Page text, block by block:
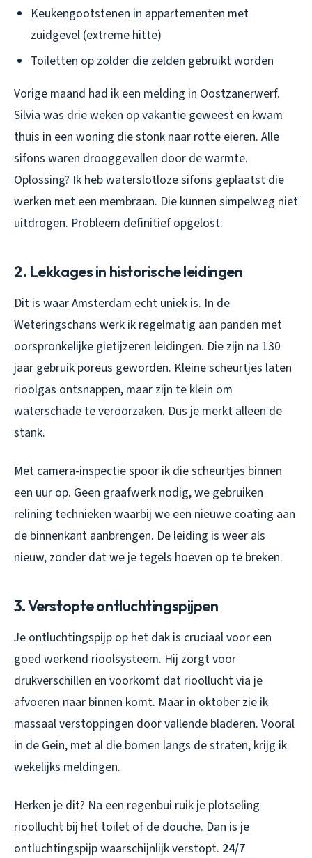
Keukengootstenen in appartementen met
zuidgevel (extreme hitte)
Toiletten op zolder die zelden gebruikt worden
Vorige maand had ik een melding in Oostzanerwerf.
Silvia was drie weken op vakantie geweest en kwam
thuis in een woning die stonk naar rotte eieren. Alle
sifons waren drooggevallen door de warmte.
Oplossing? Ik heb waterslotloze sifons geplaatst die
werken met een membraan. Die kunnen simpelweg niet
uitdrogen. Probleem definitief opgelost.
2. Lekkages in historische leidingen
Dit is waar Amsterdam echt uniek is. In de
Weteringschans werk ik regelmatig aan panden met
oorspronkelijke gietijzeren leidingen. Die zijn na 130
jaar gebruik poreus geworden. Kleine scheurtjes laten
rioolgas ontsnappen, maar zijn te klein om
waterschade te veroorzaken. Dus je merkt alleen de
stank.
Met camera-inspectie spoor ik die scheurtjes binnen
een uur op. Geen graafwerk nodig, we gebruiken
relining technieken waarbij we een nieuwe coating aan
de binnenkant aanbrengen. De leiding is weer als
nieuw, zonder dat we je tegels hoeven op te breken.
3. Verstopte ontluchtingspijpen
Je ontluchtingspijp op het dak is cruciaal voor een
goed werkend rioolsysteem. Hij zorgt voor
drukverschillen en voorkomt dat rioollucht via je
afvoeren naar binnen komt. Maar in oktober zie ik
massaal verstoppingen door vallende bladeren. Vooral
in de Gein, met al die bomen langs de straten, krijg ik
wekelijks meldingen.
Herken je dit? Na een regenbui ruik je plotseling
rioollucht bij het toilet of de douche. Dan is je
ontluchtingspijp waarschijnlijk verstopt. 24/7